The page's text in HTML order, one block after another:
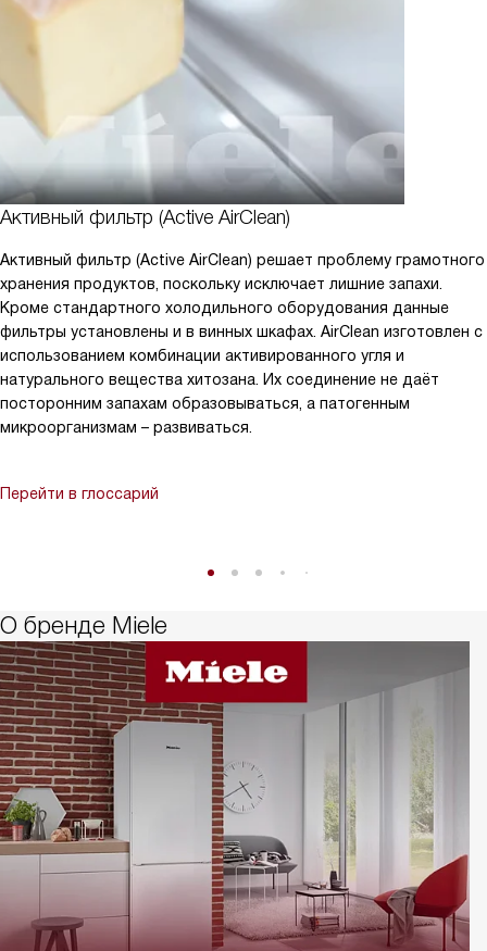
Активный фильтр (Active AirClean)
Активный фильтр (Active AirClean) решает проблему грамотного
хранения продуктов, поскольку исключает лишние запахи.
Кроме стандартного холодильного оборудования данные
фильтры установлены и в винных шкафах. AirClean изготовлен с
использованием комбинации активированного угля и
натурального вещества хитозана. Их соединение не даёт
посторонним запахам образовываться, а патогенным
микроорганизмам – развиваться.
Перейти в глоссарий
О бренде Miele